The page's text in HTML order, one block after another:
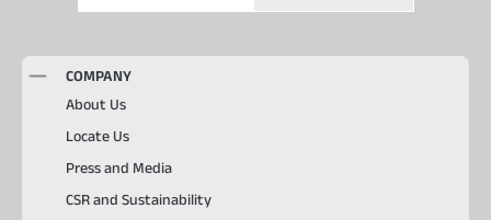
COMPANY
About Us
Locate Us
Press and Media
CSR and Sustainability